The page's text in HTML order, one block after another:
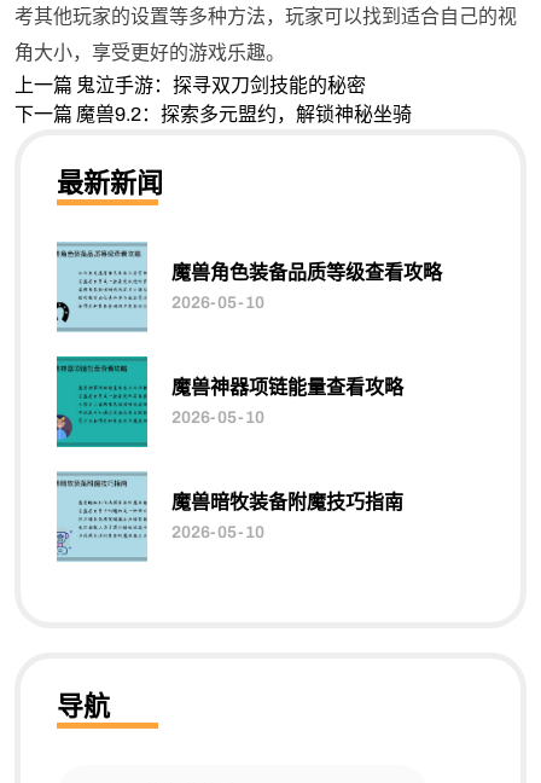
考其他玩家的设置等多种方法，玩家可以找到适合自己的视
角大小，享受更好的游戏乐趣。
上一篇 鬼泣手游：探寻双刀剑技能的秘密
下一篇 魔兽9.2：探索多元盟约，解锁神秘坐骑
最新新闻
魔兽角色装备品质等级查看攻略
2026-05-10
魔兽神器项链能量查看攻略
2026-05-10
魔兽暗牧装备附魔技巧指南
2026-05-10
导航